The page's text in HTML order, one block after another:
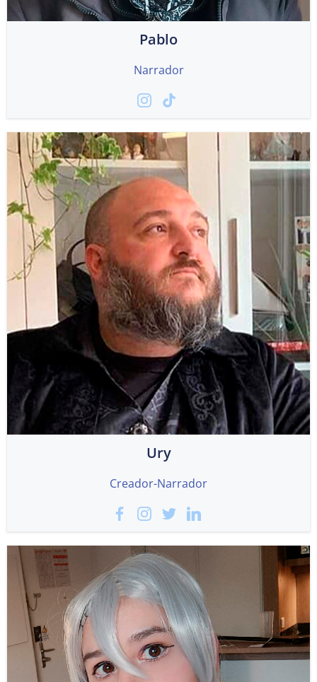
Pablo
Narrador
Ury
Creador-Narrador